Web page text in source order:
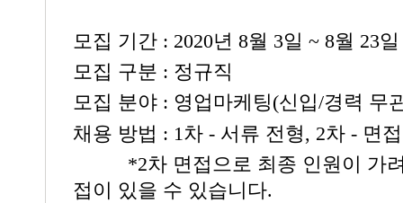
모집 기간 : 2020년 8월 3일 ~ 8월 23일
모집 구분 : 정규직
모집 분야 : 영업마케팅(신입/경력 무
채용 방법 : 1차 - 서류 전형, 2차 - 면접
*2차 면접으로 최종 인원이 가려
접이 있을 수 있습니다.